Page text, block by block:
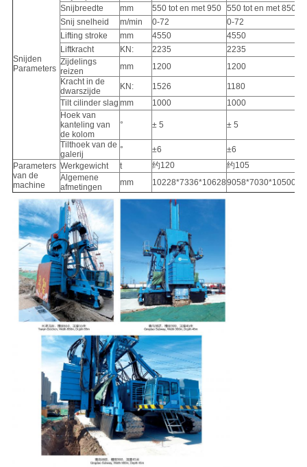
Snijden
Parameters
Snijbreedte
mm 550 tot en met 950 550 tot en met 850
Snij snelheid
m/min 0-72
0-72
Lifting stroke
mm 4550
4550
Liftkracht
KN: 2235
2235
Zijdelings
reizen
mm 1200
1200
Kracht in de
dwarszijde
KN: 1526
1180
Tilt cilinder slag mm 1000
1000
Hoek van
kanteling van
de kolom
° ± 5 ± 5
Tilthoek van de
galerij
° ±6
±6
Parameters
van de
machine
Werkgewicht t 约120
约105
Algemene
afmetingen
mm 10228*7336*106289058*7030*10500